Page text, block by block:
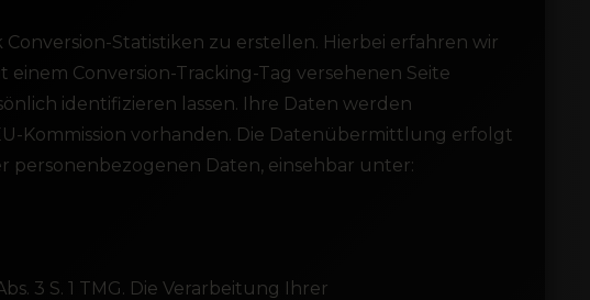
Statistiken zu erstellen. Hierbei erfahren wir
Conversion-Tracking-Tag versehenen Seite
identifizieren lassen. Ihre Daten werden
Kommission vorhanden. Die Datenübermittlung erfolgt
personenbezogenen Daten, einsehbar unter:
3 S. 1 TMG. Die Verarbeitung Ihrer